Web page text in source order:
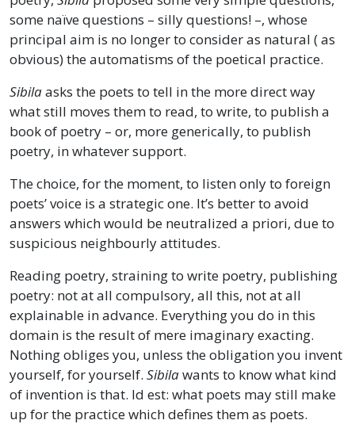
some naïve questions – silly questions! –, whose
principal aim is no longer to consider as natural ( as
obvious) the automatisms of the poetical practice.
Sibilaasks the poets to tell in the more direct way
what still moves them to read, to write, to publish a
book of poetry – or, more generically, to publish
poetry, in whatever support.
The choice, for the moment, to listen only to foreign
poets’ voice is a strategic one. It’s better to avoid
answers which would be neutralized a priori, due to
suspicious neighbourly attitudes.
Reading poetry, straining to write poetry, publishing
poetry: not at all compulsory, all this, not at all
explainable in advance. Everything you do in this
domain is the result of mere imaginary exacting.
Nothing obliges you, unless the obligation you invent
yourself, for yourself. Sibilawants to know what kind
of invention is that. Id est: what poets may still make
up for the practice which defines them as poets.